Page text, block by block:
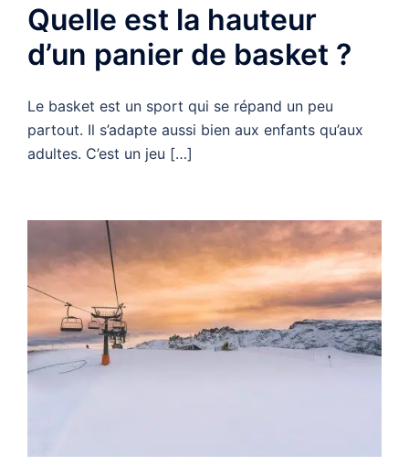
Quelle est la hauteur
d’un panier de basket ?
Le basket est un sport qui se répand un peu
partout. Il s’adapte aussi bien aux enfants qu’aux
adultes. C’est un jeu […]